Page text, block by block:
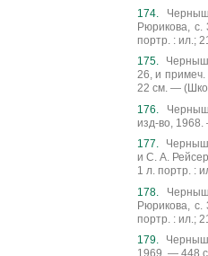
Рюрикова,
портр. : ил.;
26, и
22 см. —
изд-во,
и С. А.
1 л. портр. :
Рюрикова,
портр. : ил.;
1969. — 448